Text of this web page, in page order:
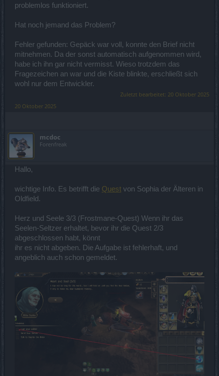
problemlos funktioniert.
Hat noch jemand das Problem?
Fehler gefunden: Gepäck war voll, konnte den Brief nicht
mitnehmen. Da der sonst automatisch aufgenommen wird,
habe ich ihn gar nicht vermisst. Wieso trotzdem das
Fragezeichen an war und die Kiste blinkte, erschließt sich
wohl nur dem Entwickler.
Zuletzt bearbeitet: 20 Oktober 2025
20 Oktober 2025
mcdoc
Forenfreak
Hallo,
wichtige Info. Es betrifft die Quest von Sophia der Älteren in
Oldfield.
Herz und Seele 3/3 (Frostmane-Quest) Wenn ihr das
Seelen-Seltzer erhaltet, bevor ihr die Quest 2/3
abgeschlossen habt, könnt
ihr es nicht abgeben. Die Aufgabe ist fehlerhaft, und
angeblich auch schon gemeldet.